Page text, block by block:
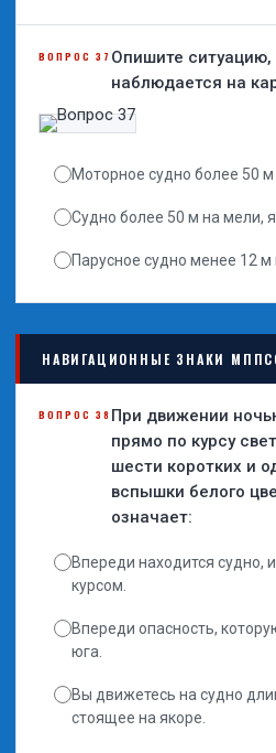
ВОПРОС 37 Опишите ситуацию,
наблюдается на
Моторное судно более 50
Судно более 50 м на мели,
Парусное судно менее 12 м
НАВИГАЦИОННЫЕ ЗНАКИ
ВОПРОС 38 При движении
прямо по курсу
шести коротких и
вспышки белого
означает:
Впереди находится судно,
курсом.
Впереди опасность,
юга.
Вы движетесь на судно
стоящее на якоре.